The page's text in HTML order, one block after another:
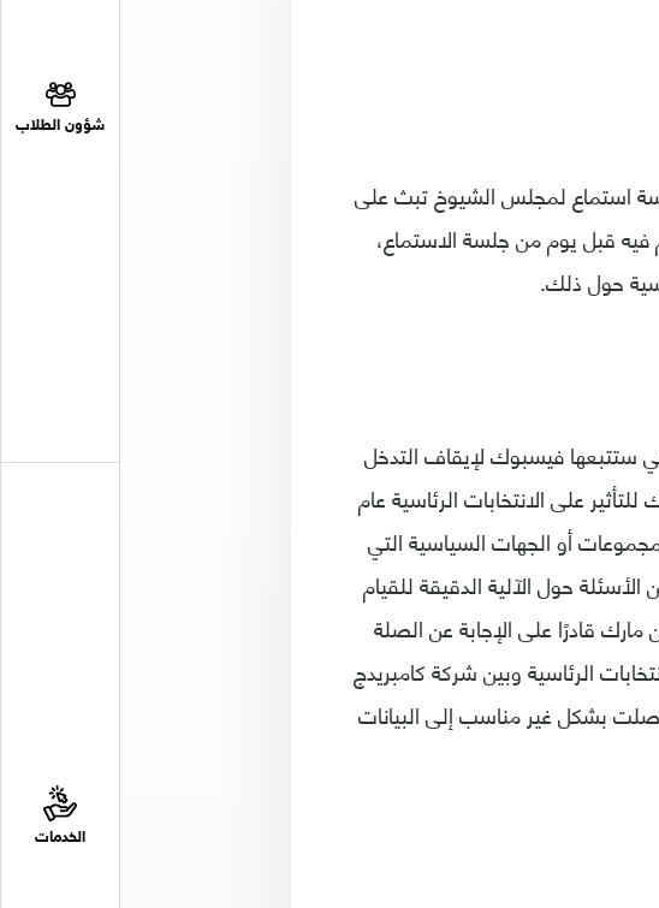
شؤون الطلاب
الخدمات
استماع لمجلس الشيوخ تبث على
فيه قبل يوم من جلسة الاستماع،
حول ذلك.
ستتبعها فيسبوك لإيقاف التدخل
على الانتخابات الرئاسية عام
أو الجهات السياسية التي
حول الآلية الدقيقة للقيام
قادرًا على الإجابة عن الصلة
الرئاسية وبين شركة كامبريدج
بشكل غير مناسب إلى البيانات